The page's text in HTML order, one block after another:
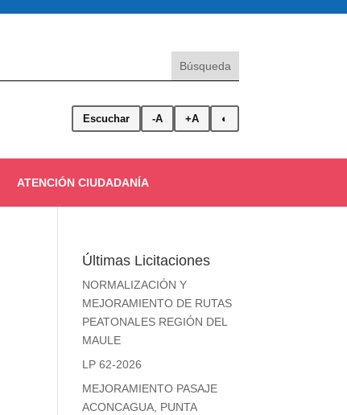
Escuchar -A +A ◐
ATENCIÓN CIUDADANÍA
Últimas Licitaciones
NORMALIZACIÓN Y
MEJORAMIENTO DE RUTAS
PEATONALES REGIÓN DEL
MAULE
LP 62-2026
MEJORAMIENTO PASAJE
ACONCAGUA, PUNTA